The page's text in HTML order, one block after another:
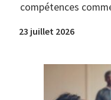
compétences
23 juillet 2026